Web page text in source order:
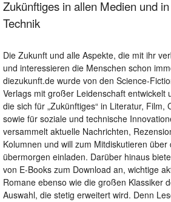
Zukünftiges in allen Medien und
Technik
Die Zukunft und alle Aspekte, die mit ihr
und interessieren die Menschen schon
diezukunft.de wurde von den Science-
Verlags mit großer Leidenschaft entwickelt
die sich für „Zukünftiges“ in Literatur, Film,
sowie für soziale und technische
versammelt aktuelle Nachrichten,
Kolumnen und will zum Mitdiskutieren
übermorgen einladen. Darüber hinaus
von E-Books zum Download an, wichtige
Romane ebenso wie die großen Klassiker
Auswahl, die stetig erweitert wird. Denn